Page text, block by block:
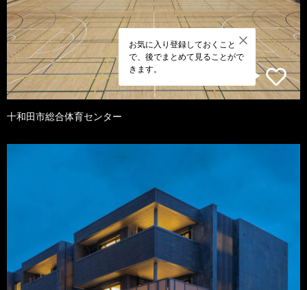
お気に入り登録しておくこと
で、後でまとめて見ることがで
きます。
十和田市総合体育センター